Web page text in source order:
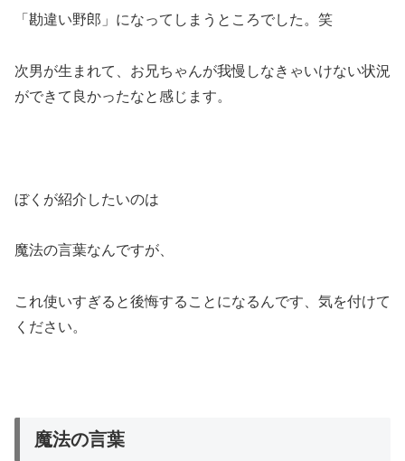
「勘違い野郎」になってしまうところでした。笑
次男が生まれて、お兄ちゃんが我慢しなきゃいけない状況
ができて良かったなと感じます。
ぼくが紹介したいのは
魔法の言葉なんですが、
これ使いすぎると後悔することになるんです、気を付けて
ください。
魔法の言葉